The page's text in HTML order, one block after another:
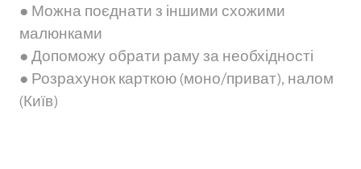
● Можна поєднати з іншими схожими
малюнками
● Допоможу обрати раму за необхідності
● Розрахунок карткою (моно/приват), налом
(Київ)